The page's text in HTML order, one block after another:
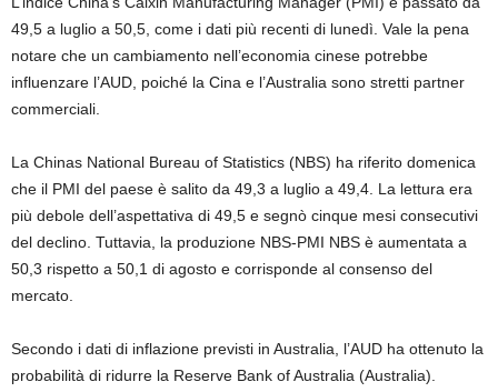
49,5 a luglio a 50,5, come i dati più recenti di lunedì. Vale la pena
notare che un cambiamento nell’economia cinese potrebbe
influenzare l’AUD, poiché la Cina e l’Australia sono stretti partner
commerciali.
La Chinas National Bureau of Statistics (NBS) ha riferito domenica
che il PMI del paese è salito da 49,3 a luglio a 49,4. La lettura era
più debole dell’aspettativa di 49,5 e segnò cinque mesi consecutivi
del declino. Tuttavia, la produzione NBS-PMI NBS è aumentata a
50,3 rispetto a 50,1 di agosto e corrisponde al consenso del
mercato.
Secondo i dati di inflazione previsti in Australia, l’AUD ha ottenuto la
probabilità di ridurre la Reserve Bank of Australia (Australia).